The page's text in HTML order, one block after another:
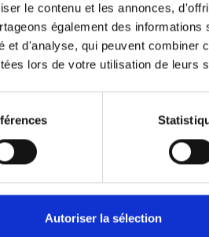
le contenu et les annonces,
également des
et d'analyse, qui peuvent combiner
lors de votre utilisation de leurs
Autoriser la sélection